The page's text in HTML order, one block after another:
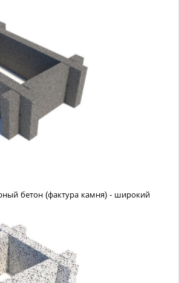
бетон (фактура камня) - широкий